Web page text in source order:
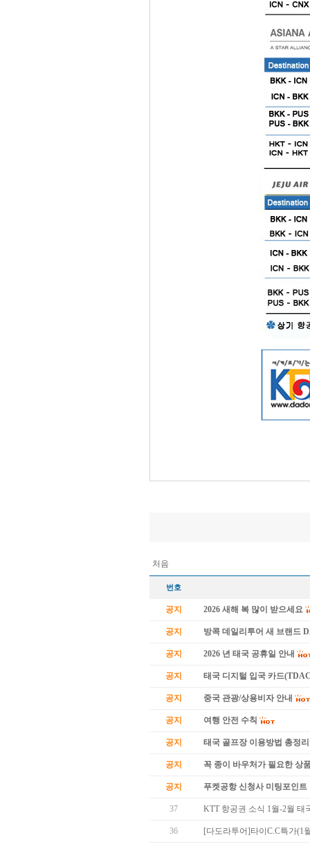
처음
번호
공지 2026 새해 복 많이 받으세요
공지 방콕 데일리투어 새 브랜드
공지 2026 년 태국 공휴일 안내
공지 태국 디지털 입국 카드
공지 중국 관광/상용비자 안내
공지 여행 안전 수칙
공지 태국 골프장 이용방법 총정리
공지 꼭 종이 바우처가 필요한 상
공지 푸켓공항 신청사 미팅포인트
37 KTT 항공권 소식 1월-2월 태
36 [다도라투어]타이C.C특가(1